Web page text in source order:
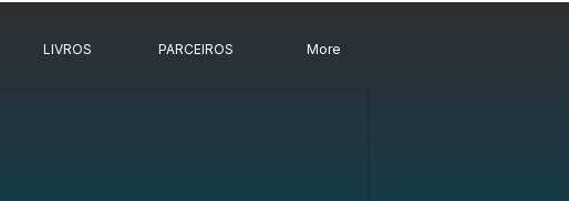
LIVROS PARCEIROS More